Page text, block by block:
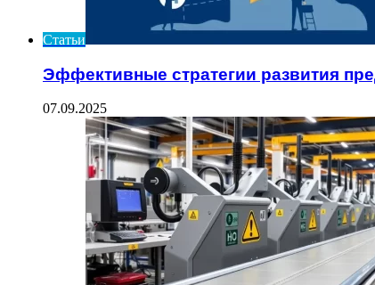
Статьи
Эффективные стратегии развития
07.09.2025